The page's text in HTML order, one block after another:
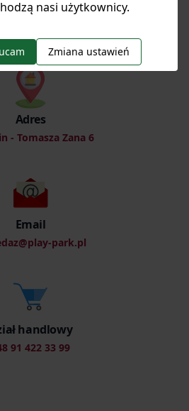
nasi użytkownicy.
Zmiana ustawień
- 16:00.
Adres
- Tomasza Zana 6
Email
park.pl
handlowy
91 422 33 99